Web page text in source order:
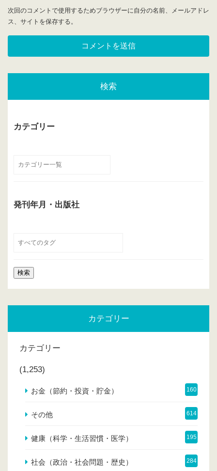
次回のコメントで使用するためブラウザーに自分の名前、メールアドレ
ス、サイトを保存する。
検索
カテゴリー
発刊年月・出版社
カテゴリー
カテゴリー
(1,253)
お金（節約・投資・貯金） 160
その他 614
健康（科学・生活習慣・医学） 195
社会（政治・社会問題・歴史） 284